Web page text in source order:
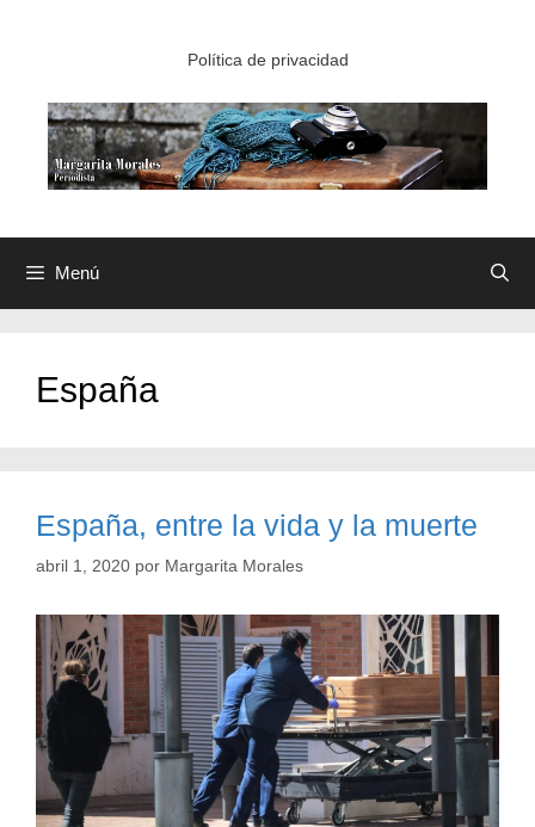
Política de privacidad
Menú
España
España, entre la vida y la muerte
abril 1, 2020 por Margarita Morales